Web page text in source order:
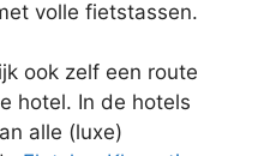
volle fietstassen.
ook zelf een route
hotel. In de hotels
alle (luxe)